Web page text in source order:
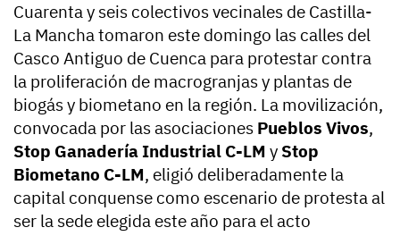
Cuarenta y seis colectivos vecinales de Castilla-
La Mancha tomaron este domingo las calles del
Casco Antiguo de Cuenca para protestar contra
la proliferación de macrogranjas y plantas de
biogás y biometano en la región. La movilización,
convocada por las asociaciones Pueblos Vivos,
Stop Ganadería Industrial C-LM y Stop
Biometano C-LM, eligió deliberadamente la
capital conquense como escenario de protesta al
ser la sede elegida este año para el acto